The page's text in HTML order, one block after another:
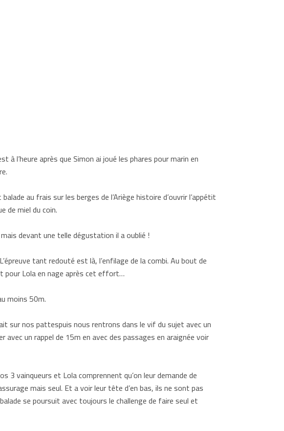
l’heure après que Simon ai joué les phares pour marin en
au frais sur les berges de l’Ariège histoire d’ouvrir l’appétit
de miel du coin.
devant une telle dégustation il a oublié !
tant redouté est là, l’enfilage de la combi. Au bout de
pour Lola en nage après cet effort…
moins 50m.
sur nos pattespuis nous rentrons dans le vif du sujet avec un
avec un rappel de 15m en avec des passages en araignée voir
3 vainqueurs et Lola comprennent qu’on leur demande de
mais seul. Et a voir leur tête d’en bas, ils ne sont pas
se poursuit avec toujours le challenge de faire seul et